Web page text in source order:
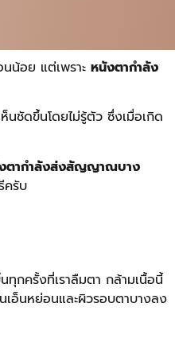
น้อย แต่เพราะ หนังตากำลัง
ชัดขึ้นโดยไม่รู้ตัว ซึ่งเมื่อเกิด
งตากำลังส่งสัญญาณบาง
ครับ
ทุกครั้งที่เราลืมตา กล้ามเนื้อนี้
อ็นหย่อนและผิวรอบตาบางลง